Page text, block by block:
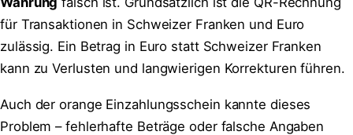
für Transaktionen in Schweizer Franken und Euro
zulässig. Ein Betrag in Euro statt Schweizer Franken
kann zu Verlusten und langwierigen Korrekturen führen.
Auch der orange Einzahlungsschein kannte dieses
Problem – fehlerhafte Beträge oder falsche Angaben